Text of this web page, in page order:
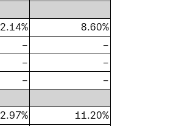
2.14%
8.60%
–
–
–
–
–
–
2.97%
11.20%